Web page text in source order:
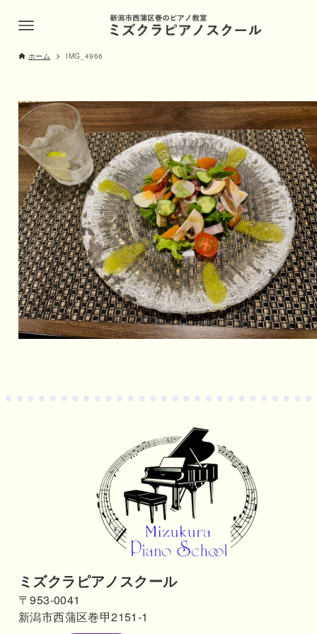
ホーム IMG_4966
ミズクラピアノスクール
〒953-0041
新潟市西蒲区巻甲2151-1